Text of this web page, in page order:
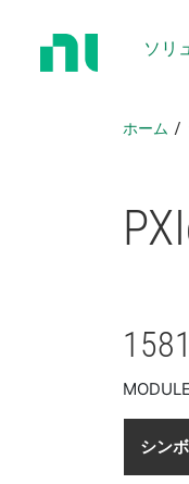
ソリ
ホーム
シン